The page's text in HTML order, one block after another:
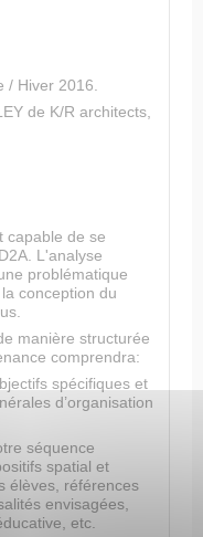
/ Hiver 2016.
de K/R architects,
capable de se
L'analyse
problématique
conception du
manière structurée
comprendra:
spécifiques et
d’organisation
séquence
spatial et
élèves, références
envisagées,
etc.